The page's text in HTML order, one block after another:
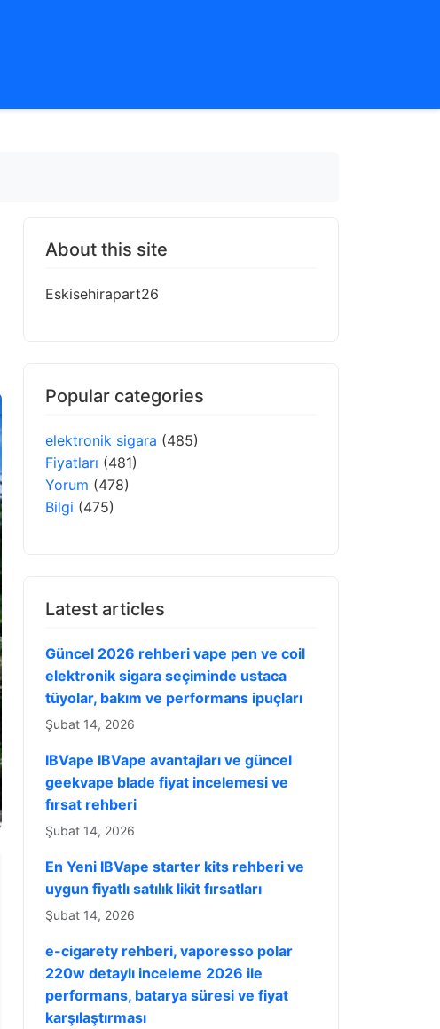
About this site
Eskisehirapart26
Popular categories
elektronik sigara (485)
Fiyatları (481)
Yorum (478)
Bilgi (475)
Latest articles
Güncel 2026 rehberi vape pen ve coil
elektronik sigara seçiminde ustaca
tüyolar, bakım ve performans ipuçları
Şubat 14, 2026
IBVape IBVape avantajları ve güncel
geekvape blade fiyat incelemesi ve
fırsat rehberi
Şubat 14, 2026
En Yeni IBVape starter kits rehberi ve
uygun fiyatlı satılık likit fırsatları
Şubat 14, 2026
e-cigarety rehberi, vaporesso polar
220w detaylı inceleme 2026 ile
performans, batarya süresi ve fiyat
karşılaştırması